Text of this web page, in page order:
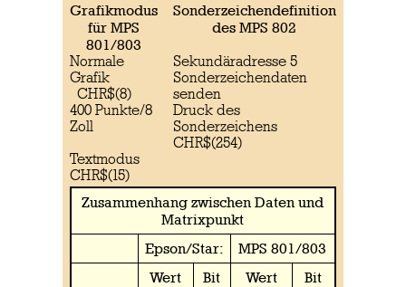
Grafikmodus
für MPS
801/803
Sonderzeichendefinition
des MPS 802
Normale
Grafik
CHR$(8)
400 Punkte/8
Zoll
Sekundäradresse 5
Sonderzeichendaten
senden
Druck des
Sonderzeichens
CHR$(254)
Textmodus
CHR$(15)
Zusammenhang zwischen Daten und
Matrixpunkt
Epson/Star:
MPS 801/803
Wert
Bit Wert Bit